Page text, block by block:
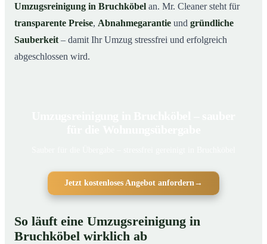
Umzugsreinigung in Bruchköbel an. Mr. Cleaner steht für
transparente Preise, Abnahmegarantie und gründliche
Sauberkeit – damit Ihr Umzug stressfrei und erfolgreich
abgeschlossen wird.
Jetzt kostenloses Angebot anfordern →
So läuft eine Umzugsreinigung in
Bruchköbel wirklich ab